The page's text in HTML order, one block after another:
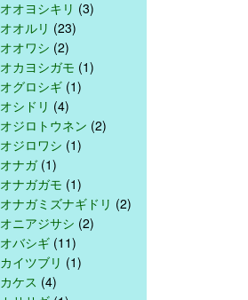
オオヨシキリ (3)
オオルリ (23)
オオワシ (2)
オカヨシガモ (1)
オグロシギ (1)
オシドリ (4)
オジロトウネン (2)
オジロワシ (1)
オナガ(1)
オナガガモ (1)
オナガミズナギドリ (2)
オニアジサシ (2)
オバシギ (11)
カイツブリ (1)
カケス (4)